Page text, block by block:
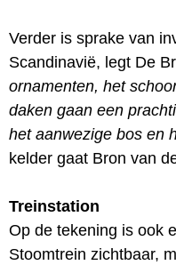
Verder is sprake van
Scandinavië, legt De
ornamenten, het
daken gaan een
het aanwezige bos en
kelder gaat Bron van
Treinstation
Op de tekening is ook
Stoomtrein zichtbaar,